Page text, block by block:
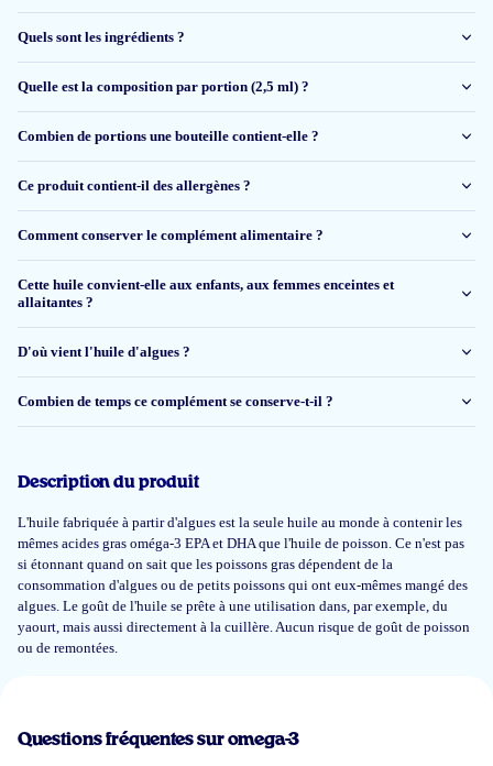
Moet de uitwerking nog ondervinden, maar de smaak is goed en geen
26 mai 2026
De smaak is goed. De dosis is klein per keer. Geen oprispingen.
Carina De Smedt
Best product quality and great service.
Pedro Rodriguez
Go
Quels sont les ingrédients ?
Quelle est la composition par portion (2,5 ml) ?
Combien de portions une bouteille contient-elle ?
Ce produit contient-il des allergènes ?
Comment conserver le complément alimentaire ?
Cette huile convient-elle aux enfants, aux femmes enceintes et
allaitantes ?
D'où vient l'huile d'algues ?
Combien de temps ce complément se conserve-t-il ?
Description du produit
L'huile fabriquée à partir d'algues est la seule huile au monde à contenir les
mêmes acides gras oméga-3 EPA et DHA que l'huile de poisson. Ce n'est pas
si étonnant quand on sait que les poissons gras dépendent de la
consommation d'algues ou de petits poissons qui ont eux-mêmes mangé des
algues. Le goût de l'huile se prête à une utilisation dans, par exemple, du
yaourt, mais aussi directement à la cuillère. Aucun risque de goût de poisson
ou de remontées.
Questions fréquentes sur omega-3